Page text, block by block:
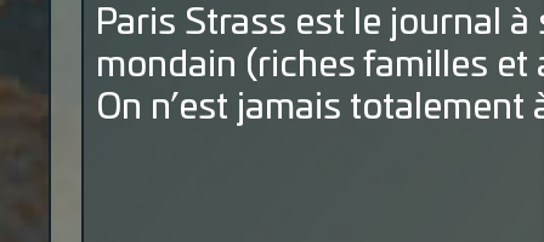
Paris Strass est le journal
mondain (riches familles et
On n’est jamais totalement